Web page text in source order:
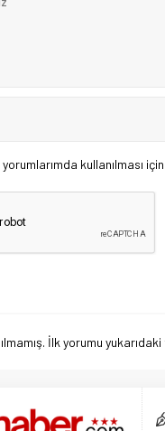
kullanılması
İlk yorumu